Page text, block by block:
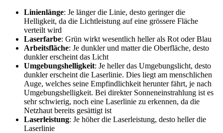
Linienlänge: Je länger die Linie, desto geringer die
Helligkeit, da die Lichtleistung auf eine grössere Fläche
verteilt wird
Laserfarbe: Grün wirkt wesentlich heller als Rot oder Blau
Arbeitsfläche: Je dunkler und matter die Oberfläche, desto
dunkler erscheint das Licht
Umgebungshelligkeit: Je heller das Umgebungslicht, desto
dunkler erscheint die Laserlinie. Dies liegt am menschlichen
Auge, welches seine Empfindlichkeit herunter fährt, je nach
Umgebungshelligkeit. Bei direkter Sonneneinstrahlung ist es
sehr schwierig, noch eine Laserlinie zu erkennen, da die
Netzhaut bereits gesättigt ist
Laserleistung: Je höher die Laserleistung, desto heller die
Laserlinie